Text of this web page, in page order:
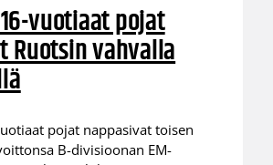
vuotiaat pojat
Ruotsin vahvalla
pojat nappasivat toisen
B-divisioonan EM-